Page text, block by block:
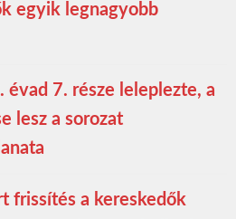
egyik legnagyobb
évad 7. része leleplezte, a
lesz a sorozat
frissítés a kereskedők